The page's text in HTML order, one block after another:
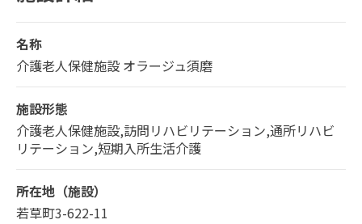
名称
介護老人保健施設 オラージュ須磨
施設形態
介護老人保健施設,訪問リハビリテーション,通所リハビ
リテーション,短期入所生活介護
所在地（施設）
若草町3-622-11